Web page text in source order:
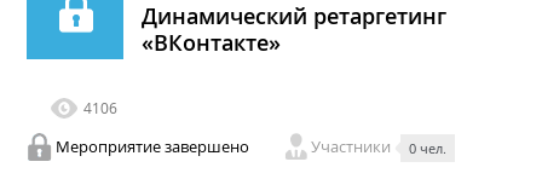
Динамический ретаргетинг
«ВКонтакте»
4106
Мероприятие завершено Участники 0 чел.